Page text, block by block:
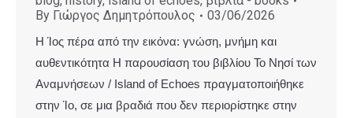
By Γιώργος Δημητρόπουλος 03/06/2026
Η Ίος πέρα από την εικόνα: γνώση, μνήμη και
αυθεντικότητα Η παρουσίαση του βιβλίου Το Νησί των
Αναμνήσεων / Island of Echoes πραγματοποιήθηκε
στην Ίο, σε μια βραδιά που δεν περιορίστηκε στην